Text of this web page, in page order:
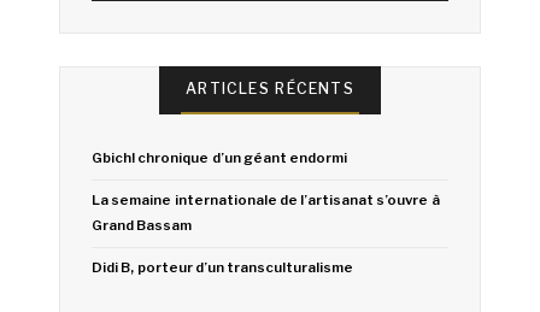
ARTICLES RÉCENTS
Gbich! chronique d’un géant endormi
La semaine internationale de l’artisanat s’ouvre à
Grand Bassam
Didi B, porteur d’un transculturalisme